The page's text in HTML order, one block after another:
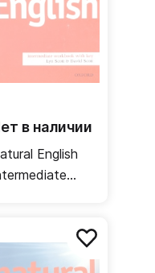
в наличии
English